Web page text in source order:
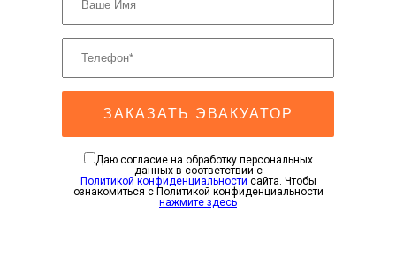
ЗАКАЗАТЬ ЭВАКУАТОР
Даю согласие на обработку персональных
данных в соответствии с
Политикой конфиденциальности сайта. Чтобы
ознакомиться с Политикой конфиденциальности
нажмите здесь